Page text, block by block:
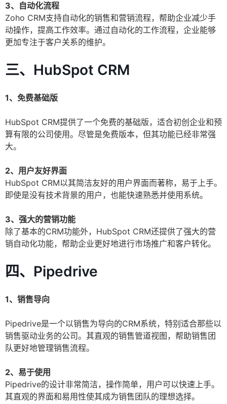
3、自动化流程
Zoho CRM支持自动化的销售和营销流程，帮助企业减少手
动操作，提高工作效率。通过自动化的工作流程，企业能够
更加专注于客户关系的维护。
三、HubSpot CRM
1、免费基础版
HubSpot CRM提供了一个免费的基础版，适合初创企业和预
算有限的公司使用。尽管是免费版本，但其功能已经非常强
大。
2、用户友好界面
HubSpot CRM以其简洁友好的用户界面而著称，易于上手。
即使是没有技术背景的用户，也能快速熟悉并使用系统。
3、强大的营销功能
除了基本的CRM功能外，HubSpot CRM还提供了强大的营
销自动化功能，帮助企业更好地进行市场推广和客户转化。
四、Pipedrive
1、销售导向
Pipedrive是一个以销售为导向的CRM系统，特别适合那些以
销售驱动业务的公司。其直观的销售管道视图，帮助销售团
队更好地管理销售流程。
2、易于使用
Pipedrive的设计非常简洁，操作简单，用户可以快速上手。
其直观的界面和易用性使其成为销售团队的理想选择。